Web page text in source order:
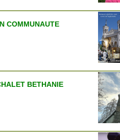
COMMUNAUTE
BETHANIE